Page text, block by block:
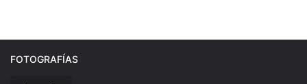
FOTOGRAFÍAS